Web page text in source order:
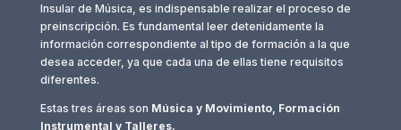
Insular de Música, es indispensable realizar el proceso de
preinscripción. Es fundamental leer detenidamente la
información correspondiente al tipo de formación a la que
desea acceder, ya que cada una de ellas tiene requisitos
diferentes.
Estas tres áreas son Música y Movimiento, Formación
Instrumental y Talleres.